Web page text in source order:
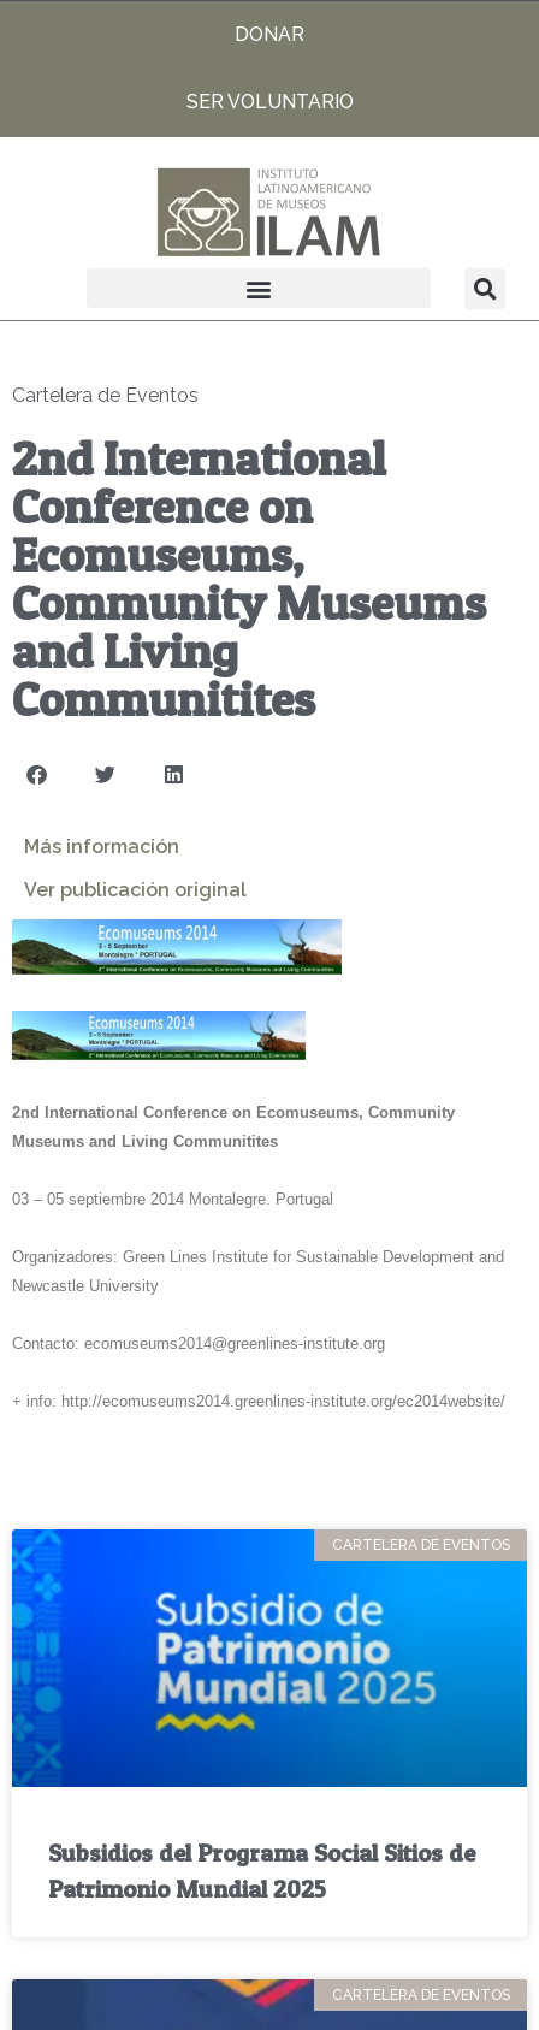
DONAR
SER VOLUNTARIO
Cartelera de Eventos
2nd International
Conference on
Ecomuseums,
Community Museums
and Living
Communitites
Más información
Ver publicación original
2nd International Conference on Ecomuseums, Community
Museums and Living Communitites
03 – 05 septiembre 2014 Montalegre. Portugal
Organizadores: Green Lines Institute for Sustainable Development and
Newcastle University
Contacto: ecomuseums2014@greenlines-institute.org
+ info: http://ecomuseums2014.greenlines-institute.org/ec2014website/
CARTELERA DE EVENTOS
Subsidios del Programa Social Sitios de
Patrimonio Mundial 2025
CARTELERA DE EVENTOS